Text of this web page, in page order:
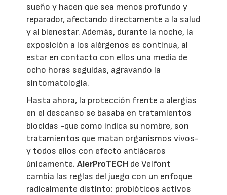
sueño y hacen que sea menos profundo y
reparador, afectando directamente a la salud
y al bienestar. Además, durante la noche, la
exposición a los alérgenos es continua, al
estar en contacto con ellos una media de
ocho horas seguidas, agravando la
sintomatología.
Hasta ahora, la protección frente a alergias
en el descanso se basaba en tratamientos
biocidas -que como indica su nombre, son
tratamientos que matan organismos vivos-
y todos ellos con efecto antiácaros
únicamente.AlerProTECH de Velfont
cambia las reglas del juego con un enfoque
radicalmente distinto: probióticos activos